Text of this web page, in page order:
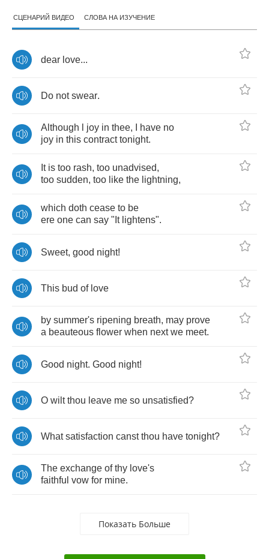
СЦЕНАРИЙ ВИДЕО СЛОВА НА ИЗУЧЕНИЕ
dear love...
Do not swear.
Although joy in thee, have no
joy in this contract tonight.
It is too rash, too unadvised,
too sudden, too like the lightning,
which doth cease to be
ere one can say " It lightens".
Sweet, good night!
This bud of love
by summer's ripening breath, may prove
a beauteous flower when next we meet.
Good night. Good night!
O wilt thou leave me so unsatisfied?
What satisfaction canst thou have tonight?
The exchange of thy love's
faithful vow for mine.
Показать Больше